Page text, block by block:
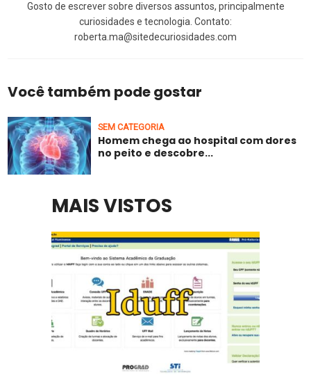
Gosto de escrever sobre diversos assuntos, principalmente
curiosidades e tecnologia. Contato:
roberta.ma@sitedecuriosidades.com
Você também pode gostar
SEM CATEGORIA
Homem chega ao hospital com dores
no peito e descobre...
MAIS VISTOS